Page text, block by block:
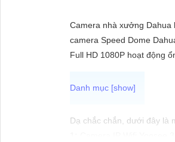
Camera nhà xưởng Dahua
camera Speed Dome
Full HD 1080P hoạt động
Dạ chắc chắn, dưới đây là